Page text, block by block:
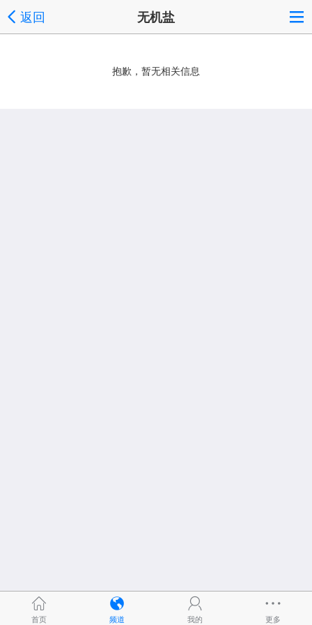
返回 无机盐
抱歉，暂无相关信息
首页 频道 我的 更多